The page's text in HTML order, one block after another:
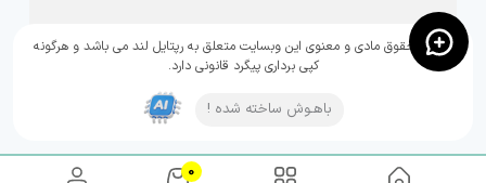
0
,تمامی حقوق مادی و معنوی این وبسایت متعلق به رپتایل لند می باشد و هرگونه
کپی برداری پیگرد قانونی دارد.
باهـوش ساخته شده !